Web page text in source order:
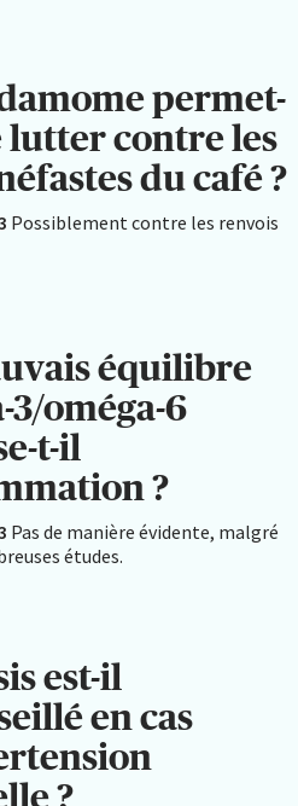
permet-
lutter contre les
du café ?
Possiblement contre les renvois
équilibre
3/oméga-6
t-il
?
Pas de manière évidente, malgré
études.
est-il
en cas
?